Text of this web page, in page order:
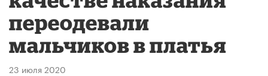
переодевали
мальчиков в платья
23 июля 2020